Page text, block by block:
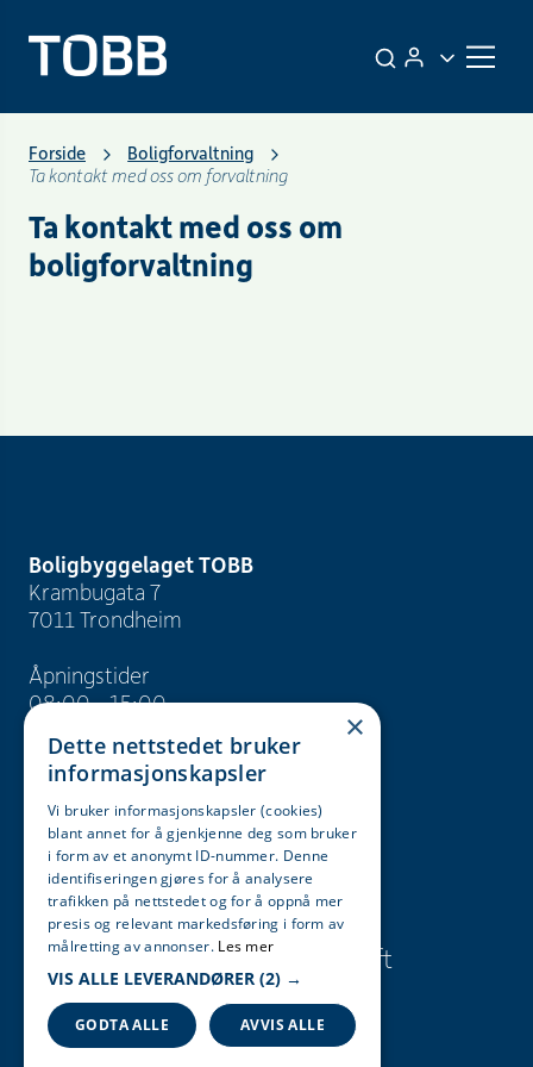
Forside
Boligforvaltning
Ta kontakt med oss om forvaltning
Ta kontakt med oss om
boligforvaltning
Boligbyggelaget TOBB
Krambugata 7
7011 Trondheim
Åpningstider
08:00 - 15:00
info@tobb.no
+47 73 83 15 00
Org. nr. 946 629 243
Søk
Presse og
informasjon
Karriere
Bærekraft
×
Dette nettstedet bruker
informasjonskapsler
Vi bruker informasjonskapsler (cookies)
blant annet for å gjenkjenne deg som bruker
i form av et anonymt ID-nummer. Denne
identifiseringen gjøres for å analysere
trafikken på nettstedet og for å oppnå mer
presis og relevant markedsføring i form av
målretting av annonser. Les mer
VIS ALLE LEVERANDØRER (2) →
GODTA ALLE AVVIS ALLE